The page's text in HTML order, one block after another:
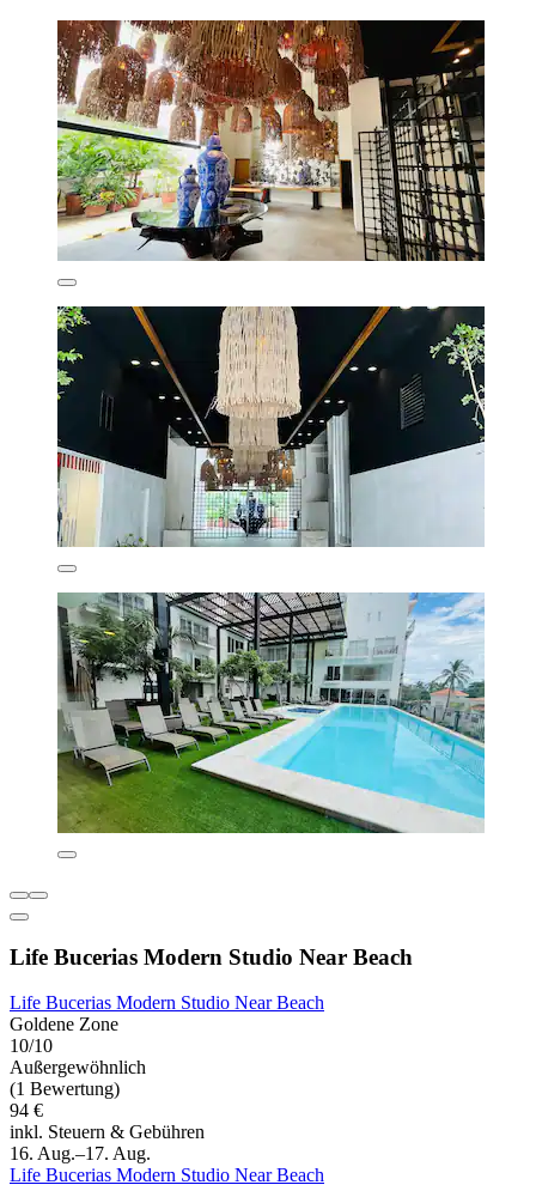
Life Bucerias Modern Studio Near Beach
Life Bucerias Modern Studio Near Beach
Goldene Zone
10/10
Außergewöhnlich
(1 Bewertung)
94 €
inkl. Steuern & Gebühren
16. Aug.–17. Aug.
Life Bucerias Modern Studio Near Beach